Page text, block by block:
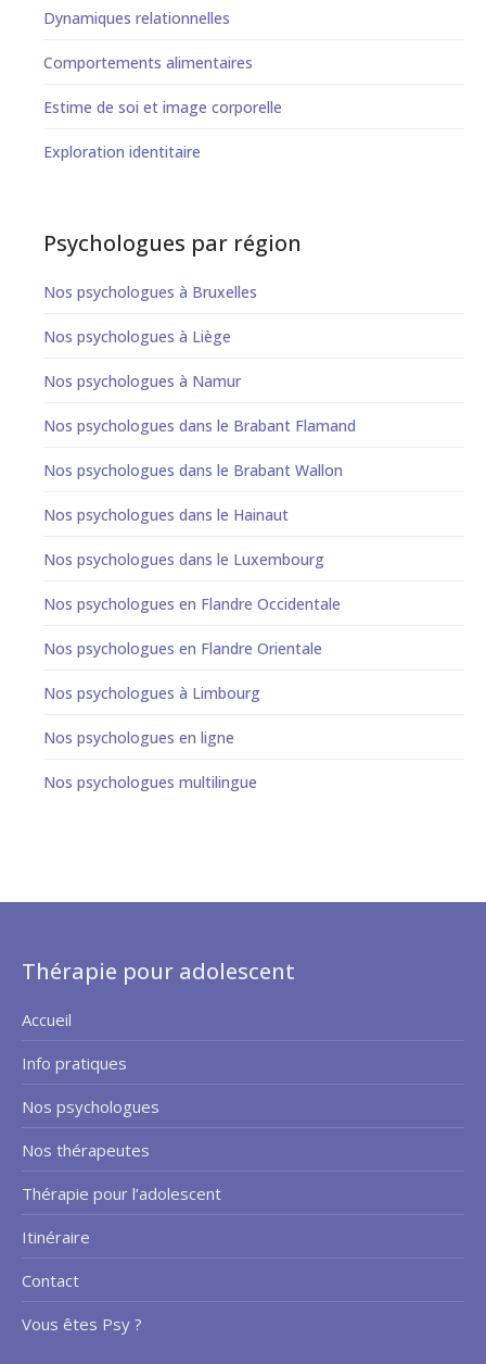
Dynamiques relationnelles
Comportements alimentaires
Estime de soi et image corporelle
Exploration identitaire
Psychologues par région
Nos psychologues à Bruxelles
Nos psychologues à Liège
Nos psychologues à Namur
Nos psychologues dans le Brabant Flamand
Nos psychologues dans le Brabant Wallon
Nos psychologues dans le Hainaut
Nos psychologues dans le Luxembourg
Nos psychologues en Flandre Occidentale
Nos psychologues en Flandre Orientale
Nos psychologues à Limbourg
Nos psychologues en ligne
Nos psychologues multilingue
Thérapie pour adolescent
Accueil
Info pratiques
Nos psychologues
Nos thérapeutes
Thérapie pour l’adolescent
Itinéraire
Contact
Vous êtes Psy ?